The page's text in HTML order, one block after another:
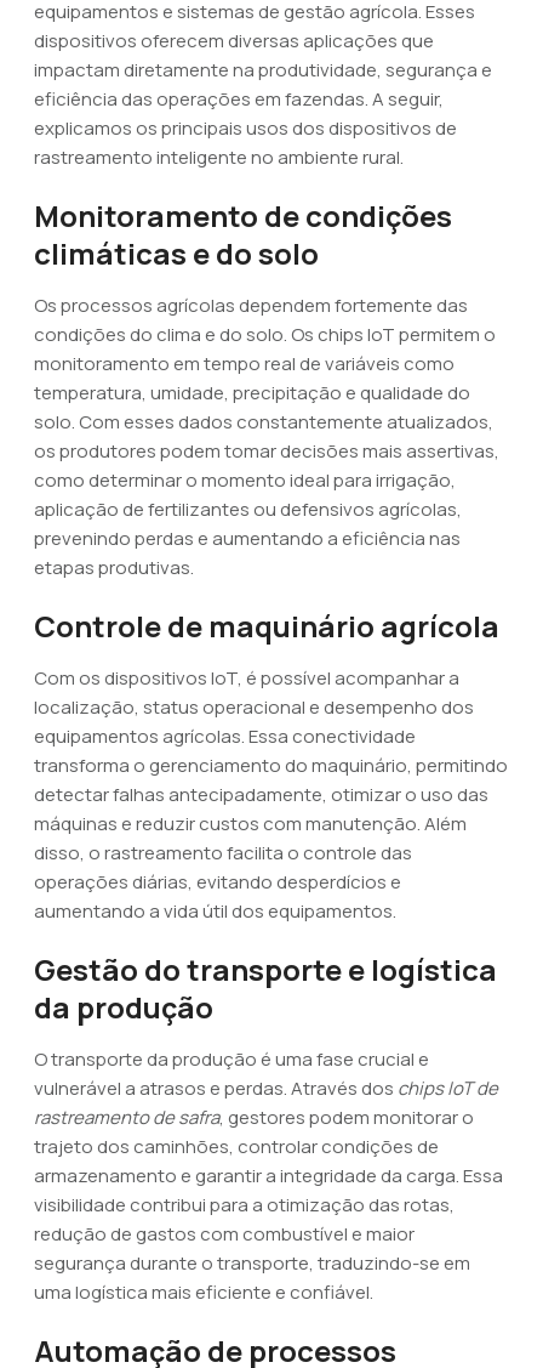
equipamentos e sistemas de gestão agrícola. Esses
dispositivos oferecem diversas aplicações que
impactam diretamente na produtividade, segurança e
eficiência das operações em fazendas. A seguir,
explicamos os principais usos dos dispositivos de
rastreamento inteligente no ambiente rural.
Monitoramento de condições
climáticas e do solo
Os processos agrícolas dependem fortemente das
condições do clima e do solo. Os chips IoT permitem o
monitoramento em tempo real de variáveis como
temperatura, umidade, precipitação e qualidade do
solo. Com esses dados constantemente atualizados,
os produtores podem tomar decisões mais assertivas,
como determinar o momento ideal para irrigação,
aplicação de fertilizantes ou defensivos agrícolas,
prevenindo perdas e aumentando a eficiência nas
etapas produtivas.
Controle de maquinário agrícola
Com os dispositivos IoT, é possível acompanhar a
localização, status operacional e desempenho dos
equipamentos agrícolas. Essa conectividade
transforma o gerenciamento do maquinário, permitindo
detectar falhas antecipadamente, otimizar o uso das
máquinas e reduzir custos com manutenção. Além
disso, o rastreamento facilita o controle das
operações diárias, evitando desperdícios e
aumentando a vida útil dos equipamentos.
Gestão do transporte e logística
da produção
O transporte da produção é uma fase crucial e
vulnerável a atrasos e perdas. Através dos chips IoT de
rastreamento de safra, gestores podem monitorar o
trajeto dos caminhões, controlar condições de
armazenamento e garantir a integridade da carga. Essa
visibilidade contribui para a otimização das rotas,
redução de gastos com combustível e maior
segurança durante o transporte, traduzindo-se em
uma logística mais eficiente e confiável.
Automação de processos